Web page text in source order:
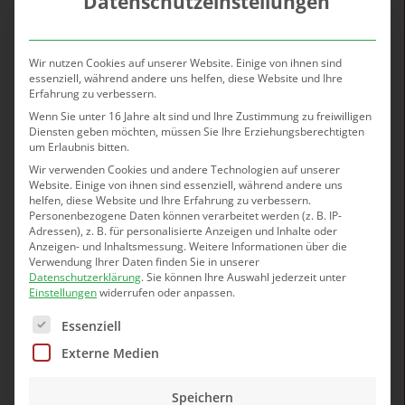
Galerie
Wir nutzen Cookies auf unserer Website. Einige von ihnen sind
essenziell, während andere uns helfen, diese Website und Ihre
Erfahrung zu verbessern.
Wenn Sie unter 16 Jahre alt sind und Ihre Zustimmung zu freiwilligen
Diensten geben möchten, müssen Sie Ihre Erziehungsberechtigten
um Erlaubnis bitten.
Wir verwenden Cookies und andere Technologien auf unserer
Website. Einige von ihnen sind essenziell, während andere uns
helfen, diese Website und Ihre Erfahrung zu verbessern.
Personenbezogene Daten können verarbeitet werden (z. B. IP-
Adressen), z. B. für personalisierte Anzeigen und Inhalte oder
Anzeigen- und Inhaltsmessung.Weitere Informationen über die
Verwendung Ihrer Daten finden Sie in unserer
Datenschutzerklärung.Sie können Ihre Auswahl jederzeit unter
Einstellungenwiderrufen oder anpassen.
Es folgt eine Liste der Service-Gruppen, für die eine
Essenziell
Externe Medien
Speichern